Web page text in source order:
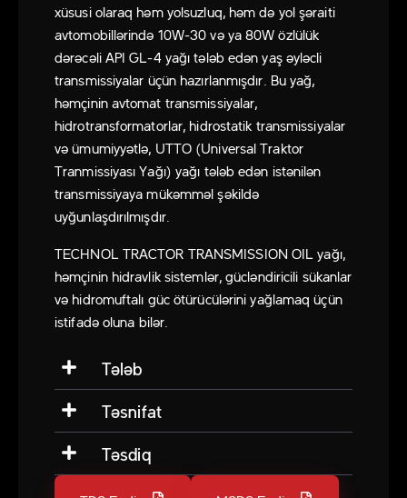
xüsusi olaraq həm yolsuzluq, həm də yol şəraiti
avtomobillərində 10W-30 və ya 80W özlülük
dərəcəli API GL-4 yağı tələb edən yaş əyləcli
transmissiyalar üçün hazırlanmışdır. Bu yağ,
həmçinin avtomat transmissiyalar,
hidrotransformatorlar, hidrostatik transmissiyalar
və ümumiyyətlə, UTTO (Universal Traktor
Tranmissiyası Yağı) yağı tələb edən istənilən
transmissiyaya mükəmməl şəkildə
uyğunlaşdırılmışdır.
TECHNOL TRACTOR TRANSMISSION OIL yağı,
həmçinin hidravlik sistemlər, gücləndiricili sükanlar
və hidromuftalı güc ötürücülərini yağlamaq üçün
istifadə oluna bilər.
Tələb
Təsnifat
Təsdiq